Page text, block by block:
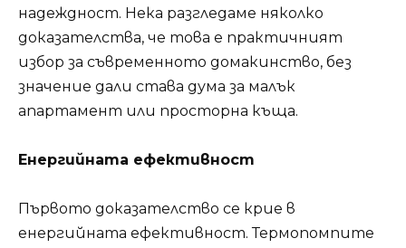
надеждност. Нека разгледаме няколко
доказателства, че това е практичният
избор за съвременното домакинство, без
значение дали става дума за малък
апартамент или просторна къща.
Енергийната ефективност
Първото доказателство се крие в
енергийната ефективност. Термопомпите